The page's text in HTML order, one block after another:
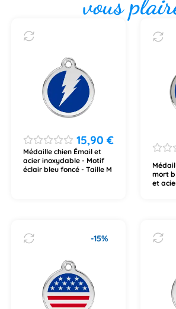
15,90 €
Médaille chien Émail et
acier inoxydable - Motif
éclair bleu foncé - Taille M
mort
et
-15%